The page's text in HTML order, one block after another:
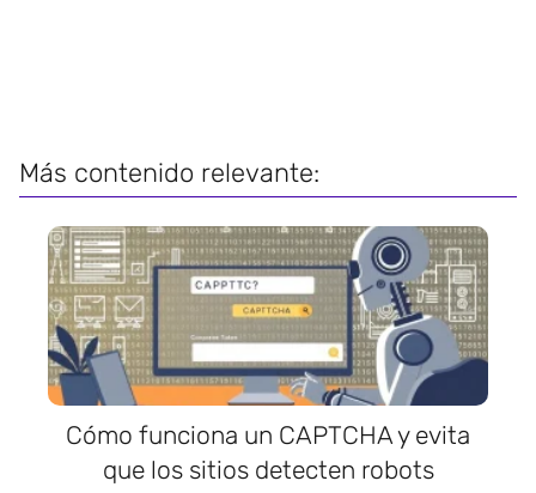
Más contenido relevante:
Cómo funciona un CAPTCHA y evita
que los sitios detecten robots